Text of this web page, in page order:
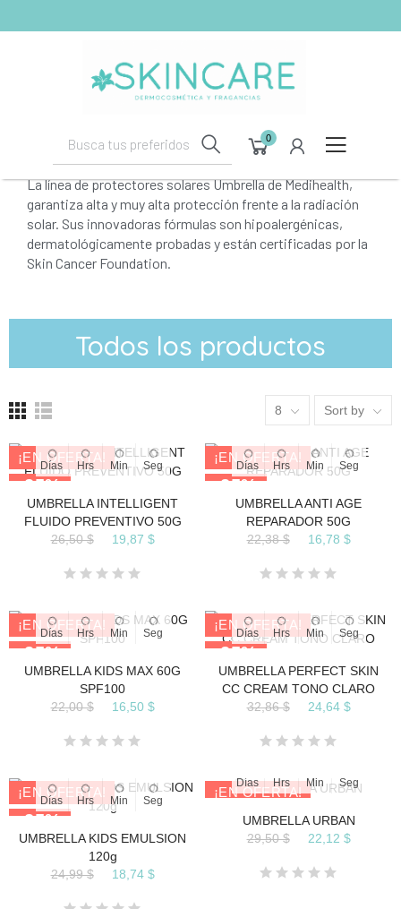
0
La línea de protectores solares Umbrella de Medihealth,
garantiza alta y muy alta protección frente a la radiación
solar. Sus innovadoras fórmulas son hipoalergénicas,
dermatológicamente probadas y están certificadas por la
Skin Cancer Foundation.
Todos los productos
8 Sort by
¡EN OFERTA!
-25%
Días Hrs Min Seg
UMBRELLA INTELLIGENT
FLUIDO PREVENTIVO 50G
26,50 $
19,87 $
¡EN OFERTA!
-25%
Días Hrs Min Seg
UMBRELLA ANTI AGE
REPARADOR 50G
22,38 $
16,78 $
¡EN OFERTA!
-25%
Días Hrs Min Seg
UMBRELLA KIDS MAX 60G
SPF100
22,00 $
16,50 $
¡EN OFERTA!
-25%
Días Hrs Min Seg
UMBRELLA PERFECT SKIN
CC CREAM TONO CLARO
32,86 $
24,64 $
¡EN OFERTA!
-25%
Días Hrs Min Seg
UMBRELLA KIDS EMULSION
120g
24,99 $
18,74 $
¡EN OFERTA!
-25%
Días Hrs Min Seg
UMBRELLA URBAN
29,50 $
22,12 $